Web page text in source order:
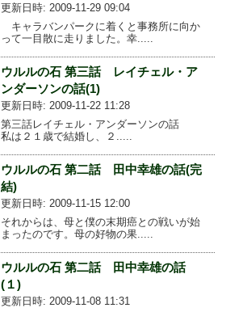
更新日時: 2009-11-29 09:04
キャラバンパークに着くと事務所に向か
って一目散に走りました。幸.....
ウルルの石 第三話 レイチェル・ア
ンダーソンの話(1)
更新日時: 2009-11-22 11:28
第三話レイチェル・アンダーソンの話
私は２１歳で結婚し、２.....
ウルルの石 第二話 田中幸雄の話(完
結)
更新日時: 2009-11-15 12:00
それからは、母と僕の末期癌との戦いが始
まったのです。母の好物の果.....
ウルルの石 第二話 田中幸雄の話
(１)
更新日時: 2009-11-08 11:31